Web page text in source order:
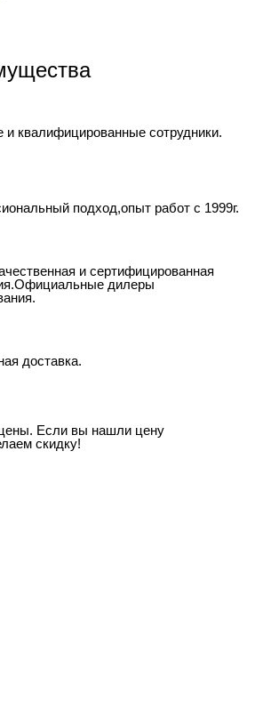
квалифицированные сотрудники.
подход,опыт работ с 1999г.
и сертифицированная
дилеры
доставка.
Если вы нашли цену
скидку!